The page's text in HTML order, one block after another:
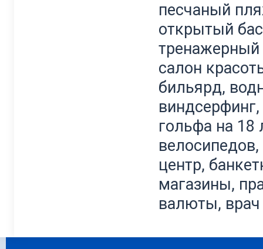
песчаный
открытый
тренажерный
салон
бильярд,
гольфа на 18
центр,
магазины,
валюты,